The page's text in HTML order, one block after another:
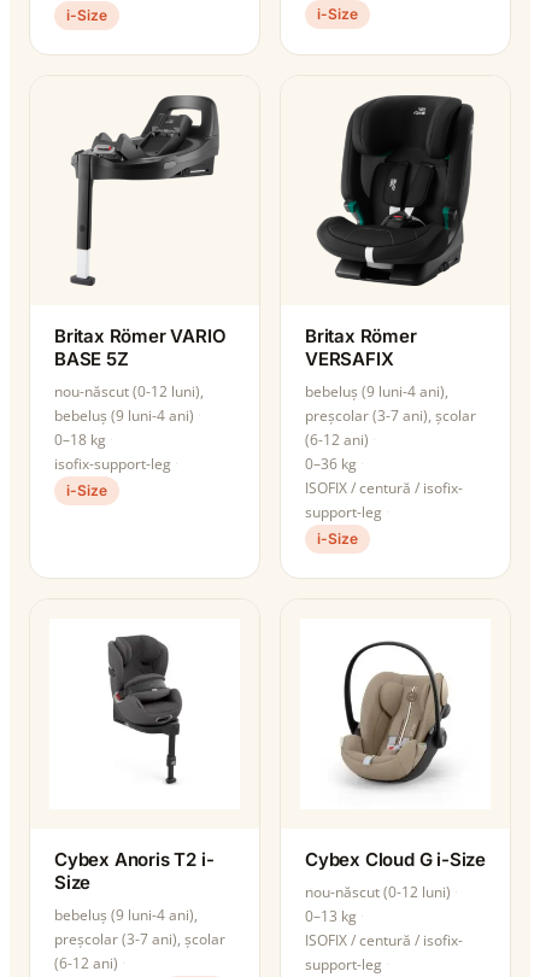
i-Size i-Size
Britax Römer VARIO
BASE 5Z
nou-născut (0-12 luni),
bebeluș (9 luni-4 ani)
0–18 kg
isofix-support-leg
i-Size
Britax Römer
VERSAFIX
bebeluș (9 luni-4 ani),
preșcolar (3-7 ani), școlar
(6-12 ani)
0–36 kg
ISOFIX / centură / isofix-
support-leg
i-Size
Cybex Anoris T2 i-
Size
bebeluș (9 luni-4 ani),
preșcolar (3-7 ani), școlar
(6-12 ani)
Cybex Cloud G i-Size
nou-născut (0-12 luni)
0–13 kg
ISOFIX / centură / isofix-
support-leg